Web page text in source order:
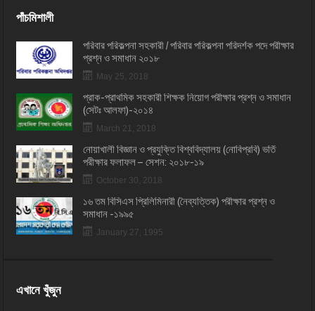
পাঁচমিশালী
পরিবার পরিকল্পনা সহকারী / পরিবার পরিকল্পনা পরিদর্শক পদে পরীক্ষার
প্রশ্ন ও সমাধান ২০১৮
May 25, 2018
প্রাক-প্রাথমিক সহকারী শিক্ষক নিয়োগ পরীক্ষার প্রশ্ন ও সমাধান
(সেটঃ আলফা)-২০১৪
March 21, 2018
নোয়াখালী বিজ্ঞান ও প্রযুক্তি বিশ্ববিদ্যালয় (নোবিপ্রবি) ভর্তি
পরীক্ষার ফলাফল – সেশন: ২০১৮-১৯
October 30, 2018
১৬ তম বিসিএস প্রি‌লি‌মিনারী (নৈব্যত্তিক) পরীক্ষার প্রশ্ন ও
সমাধান -১৯৯৫
January 27, 1995
এখানে খুঁজুন